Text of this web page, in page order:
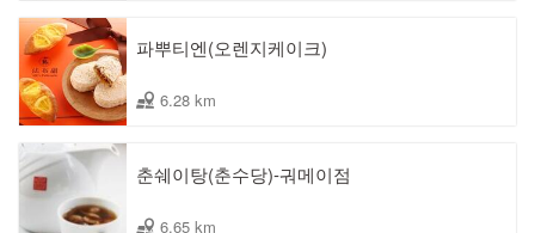
파뿌티엔(오렌지케이크)
6.28 km
춘쉐이탕(춘수당)-궈메이점
6.65 km